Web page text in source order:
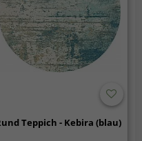
Teppich - Kebira (blau)